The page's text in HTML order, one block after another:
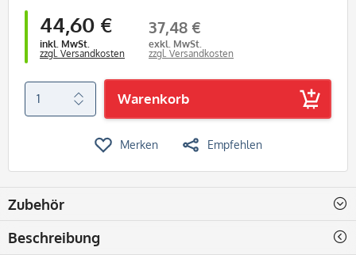
44,60 €
inkl. MwSt.
zzgl. Versandkosten
37,48 €
exkl. MwSt.
zzgl. Versandkosten
Warenkorb
Merken Empfehlen
Zubehör
Beschreibung